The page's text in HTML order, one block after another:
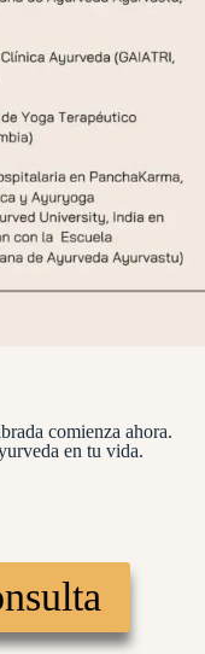
comienza ahora.
en tu vida.